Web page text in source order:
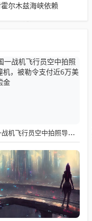
尔木兹海峡依赖
韩国一战机飞行员空中拍照导致撞机，被勒令支付近6万美元赔偿金